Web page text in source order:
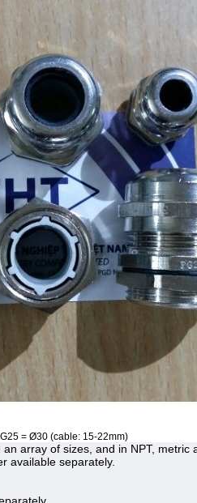
= Ø30 (cable: 15-22mm)
array of sizes, and in NPT,
available separately.